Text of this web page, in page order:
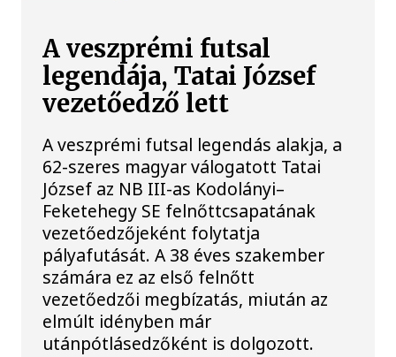
A veszprémi futsal
legendája, Tatai József
vezetőedző lett
A veszprémi futsal legendás alakja, a
62-szeres magyar válogatott Tatai
József az NB III-as Kodolányi–
Feketehegy SE felnőttcsapatának
vezetőedzőjeként folytatja
pályafutását. A 38 éves szakember
számára ez az első felnőtt
vezetőedzői megbízatás, miután az
elmúlt idényben már
utánpótlásedzőként is dolgozott.